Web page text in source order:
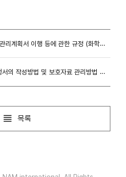
화학사고예방관리계획서 이행 등에 관한 규정 (화학물질안전원고시 제2026-10호)
「자료보호신청서의 작성방법 및 보호자료 관리방법 등에 관한 규정」일부개정고시
목록